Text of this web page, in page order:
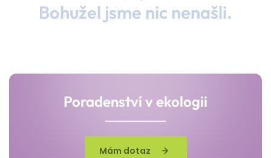
Bohužel jsme nic nenašli.
Poradenství v ekologii
Mám dotaz